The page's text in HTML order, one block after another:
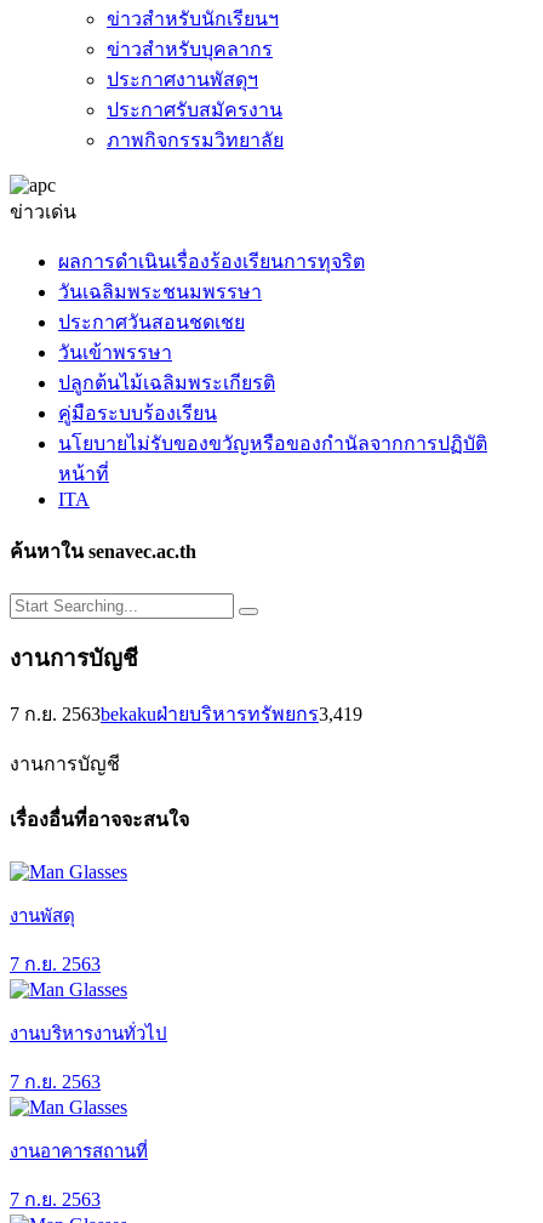
ข่าวสำหรับนักเรียนฯ
ข่าวสำหรับบุคลากร
ประกาศงานพัสดุฯ
ประกาศรับสมัครงาน
ภาพกิจกรรมวิทยาลัย
ข่าวเด่น
ผลการดำเนินเรื่องร้องเรียนการทุจริต
วันเฉลิมพระชนมพรรษา
ประกาศวันสอนชดเชย
วันเข้าพรรษา
ปลูกต้นไม้เฉลิมพระเกียรติ
คู่มือระบบร้องเรียน
นโยบายไม่รับของขวัญหรือของกำนัลจากการปฏิบัติ
หน้าที่
ITA
ค้นหาใน senavec.ac.th
งานการบัญชี
7 ก.ย. 2563bekakuฝ่ายบริหารทรัพยกร3,419
งานการบัญชี
เรื่องอื่นที่อาจจะสนใจ
งานพัสดุ
7 ก.ย. 2563
งานบริหารงานทั่วไป
7 ก.ย. 2563
งานอาคารสถานที่
7 ก.ย. 2563